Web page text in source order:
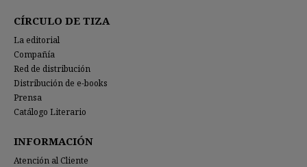
CÍRCULO DE TIZA
La editorial
Compañía
Red de distribución
Distribución de e-books
Prensa
Catálogo Literario
INFORMACIÓN
Atención al Cliente